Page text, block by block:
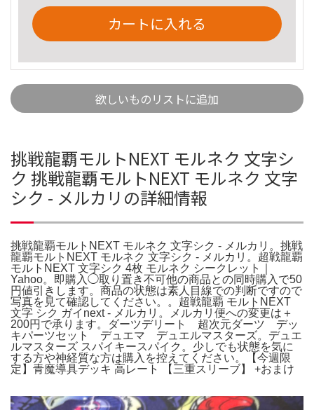
カートに入れる
欲しいものリストに追加
挑戦龍覇モルトNEXT モルネク 文字シ
ク 挑戦龍覇モルトNEXT モルネク 文字
シク - メルカリの詳細情報
挑戦龍覇モルトNEXT モルネク 文字シク - メルカリ。挑戦
龍覇モルトNEXT モルネク 文字シク - メルカリ。超戦龍覇
モルトNEXT 文字シク 4枚 モルネク シークレット｜
Yahoo。即購入◯取り置き不可他の商品との同時購入で50
円値引きします。商品の状態は素人目線での判断ですので
写真を見て確認してください。。超戦龍覇 モルトNEXT
文字 シク ガイnext - メルカリ。メルカリ便への変更は＋
200円で承ります。ダーツデリート 超次元ダーツ デッ
キパーツセット デュエマ デュエルマスターズ。デュエ
ルマスターズ スパイキースパイク。少しでも状態を気に
する方や神経質な方は購入を控えてください。【今週限
定】青魔導具デッキ 高レート 【三重スリーブ】 +おまけ